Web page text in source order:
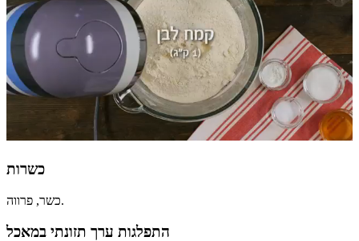
כשרות
כשר, פרווה.
התפלגות ערך תזונתי במאכל